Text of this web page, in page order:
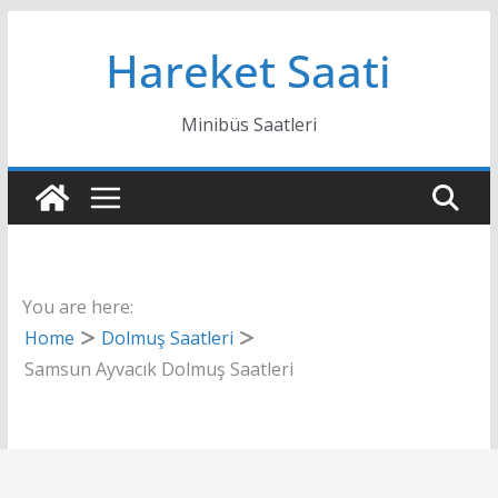
Hareket Saati
Minibüs Saatleri
You are here:
Home
Dolmuş Saatleri
Samsun Ayvacık Dolmuş Saatleri